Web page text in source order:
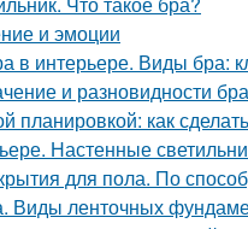
и эмоции
в интерьере. Виды бра:
и разновидности бра
планировкой: как
Настенные
для пола. По
Виды ленточных